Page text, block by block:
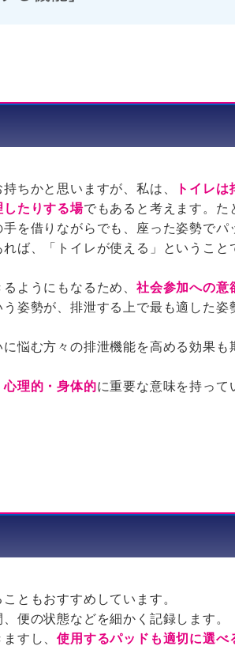
ちかと思いますが、私は、
トイレは
したりする場でもあると考えます。た
を借りながらでも、座った姿勢でパ
ば、「トイレが使える」ということ
ようにもなるため、 社会参加への意
姿勢が、排泄する上で最も適した姿
悩む方々の排泄機能を高める効果も
心理的・身体的に重要な意味を持って
ともおすすめしています。
便の状態などを細かく記録します。
ますし、使用するパッドも適切に選べ